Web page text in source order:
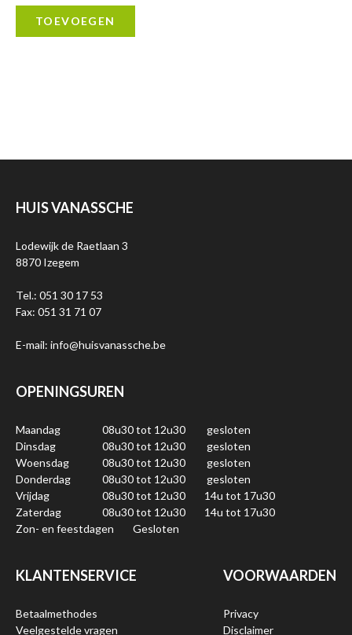
TOEVOEGEN
HUIS VANASSCHE
Lodewijk de Raetlaan 3
8870 Izegem
Tel.: 051 30 17 53
Fax: 051 31 71 07
E-mail: info@huisvanassche.be
OPENINGSUREN
Maandag 08u30 tot 12u30
gesloten
Dinsdag
08u30 tot 12u30
gesloten
Woensdag
08u30 tot 12u30
gesloten
Donderdag
08u30 tot 12u30
gesloten
Vrijdag
08u30 tot 12u30
14u tot 17u30
Zaterdag
08u30 tot 12u30
14u tot 17u30
Zon- en feestdagen
Gesloten
KLANTENSERVICE
Betaalmethodes
Veelgestelde vragen
VOORWAARDEN
Privacy
Disclaimer